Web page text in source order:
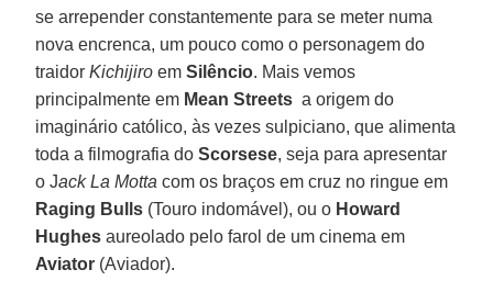
se arrepender constantemente para se meter numa
nova encrenca, um pouco como o personagem do
traidorKichijiro emSilêncio. Mais vemos
principalmente em Mean Streets a origem do
imaginário católico, às vezes sulpiciano, que alimenta
toda a filmografia doScorsese, seja para apresentar
o Jack La Motta com os braços em cruz no ringue em
Raging Bulls (Touro indomável), ou o Howard
Hughes aureolado pelo farol de um cinema em
Aviator (Aviador).